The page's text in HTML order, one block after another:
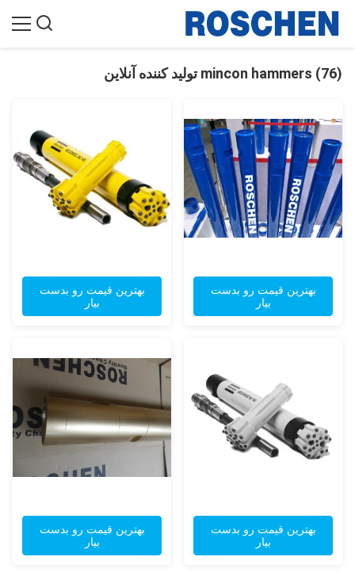
mincon hammers (76) تولید کننده آنلاین
بهترین قیمت رو بدست
بیار
بهترین قیمت رو بدست
بیار
بهترین قیمت رو بدست
بیار
بهترین قیمت رو بدست
بیار